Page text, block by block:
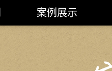
案例展示